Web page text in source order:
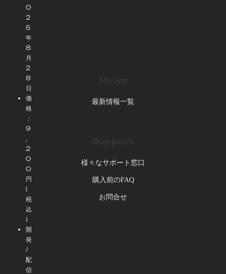
0
2
5
年
8
月
2
8
日
価
格
：
9
,
2
0
0
円
(
税
込
)
開
発
/
配
信
最新情報一覧
様々なサポート窓口
購入前のFAQ
お問合せ